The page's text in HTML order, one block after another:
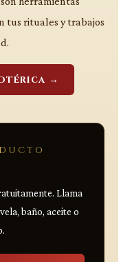
tus rituales y trabajos
→
Llama
baño, aceite o